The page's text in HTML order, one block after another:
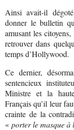
Ainsi avait-il
donner le bulletin
amusant les
retrouver dans
temps d’Hollywood.
Ce dernier,
sentencieux
Ministre et la
Français qu’il leur
crainte de la
« porter le masque